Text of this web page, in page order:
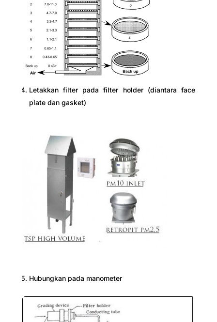
Letakkan filter pada filter holder (diantara face
plate dan gasket)
Hubungkan pada manometer